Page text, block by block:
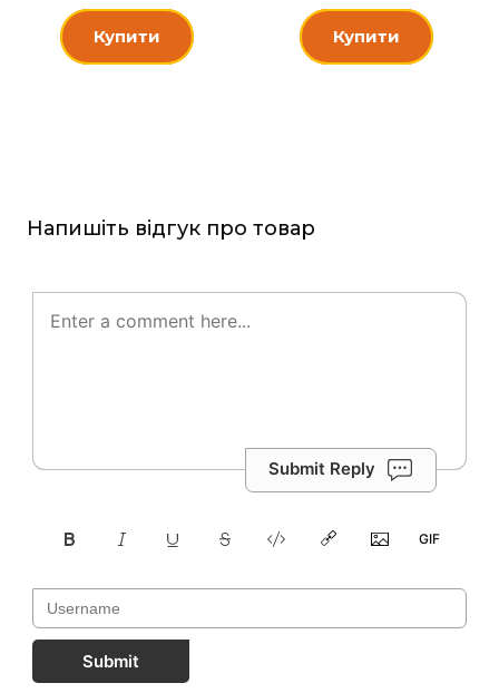
Купити Купити
Напишіть відгук про товар
Submit Reply
Submit